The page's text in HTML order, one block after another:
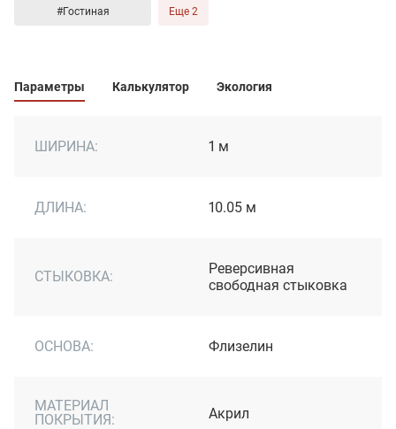
#Гостиная Еще 2
Параметры Калькулятор Экология
ШИРИНА: 1 м
ДЛИНА: 10.05 м
СТЫКОВКА:
Реверсивная
свободная стыковка
ОСНОВА: Флизелин
МАТЕРИАЛ
ПОКРЫТИЯ:
Акрил